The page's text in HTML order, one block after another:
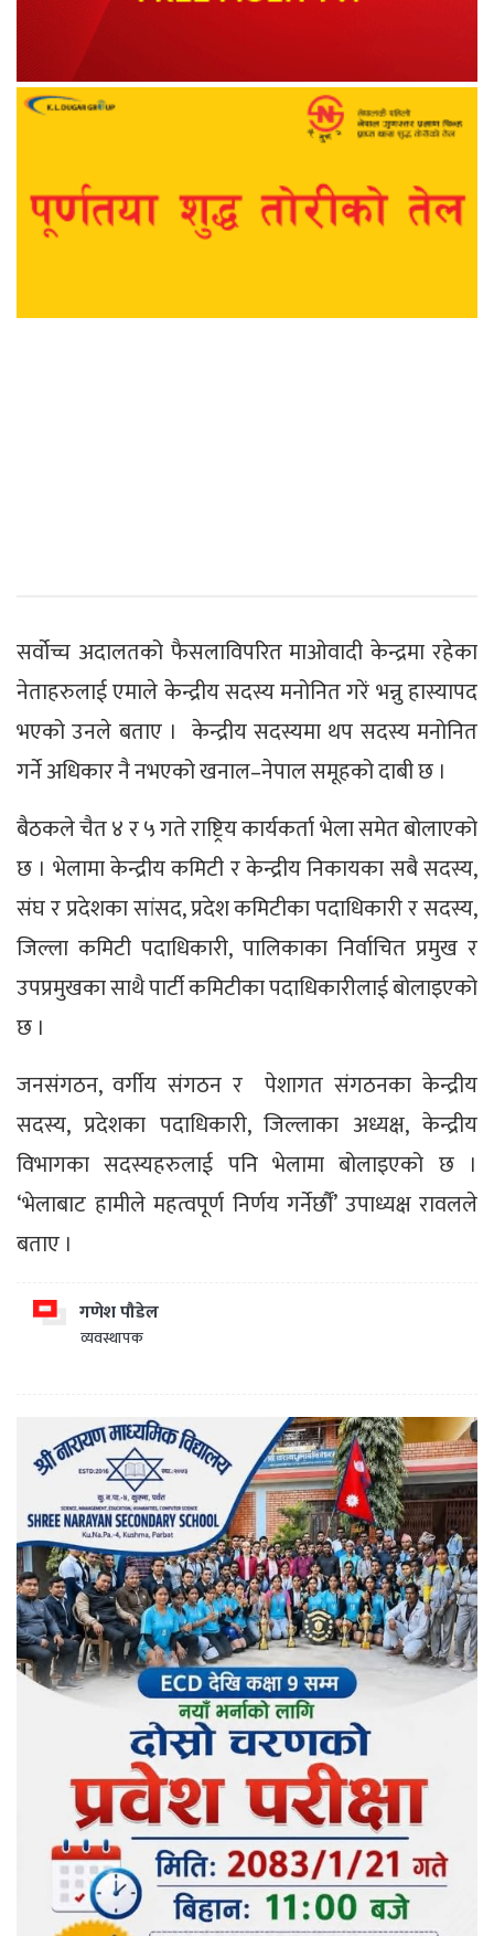
सर्वोच्च अदालतको फैसलाविपरित माओवादी केन्द्रमा रहेका
नेताहरुलाई एमाले केन्द्रीय सदस्य मनोनित गरें भन्नु हास्यापद
भएको उनले बताए । केन्द्रीय सदस्यमा थप सदस्य मनोनित
गर्ने अधिकार नै नभएको खनाल–नेपाल समूहको दाबी छ ।
बैठकले चैत ४ र ५ गते राष्ट्रिय कार्यकर्ता भेला समेत बोलाएको
छ । भेलामा केन्द्रीय कमिटी र केन्द्रीय निकायका सबै सदस्य,
संघ र प्रदेशका सांसद, प्रदेश कमिटीका पदाधिकारी र सदस्य,
जिल्ला कमिटी पदाधिकारी, पालिकाका निर्वाचित प्रमुख र
उपप्रमुखका साथै पार्टी कमिटीका पदाधिकारीलाई बोलाइएको
छ ।
जनसंगठन, वर्गीय संगठन र पेशागत संगठनका केन्द्रीय
सदस्य, प्रदेशका पदाधिकारी, जिल्लाका अध्यक्ष, केन्द्रीय
विभागका सदस्यहरुलाई पनि भेलामा बोलाइएको छ ।
‘भेलाबाट हामीले महत्वपूर्ण निर्णय गर्नेर्छौं’ उपाध्यक्ष रावलले
बताए ।
गणेश पौडेल
व्यवस्थापक